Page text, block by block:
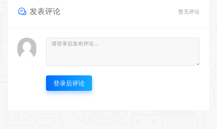
发表评论 暂无评论
登录后评论